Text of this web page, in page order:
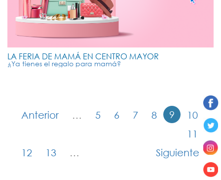
LA FERIA DE MAMÁ EN CENTRO MAYOR
¿Ya tienes el regalo para mamá?
Anterior … 5 6 7 8 9
10
11
12
13 … Siguiente